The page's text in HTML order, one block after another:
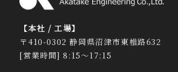
【本社 / 工場】
〒410-0302 静岡県沼津市東椎路632
[営業時間] 8:15～17:15